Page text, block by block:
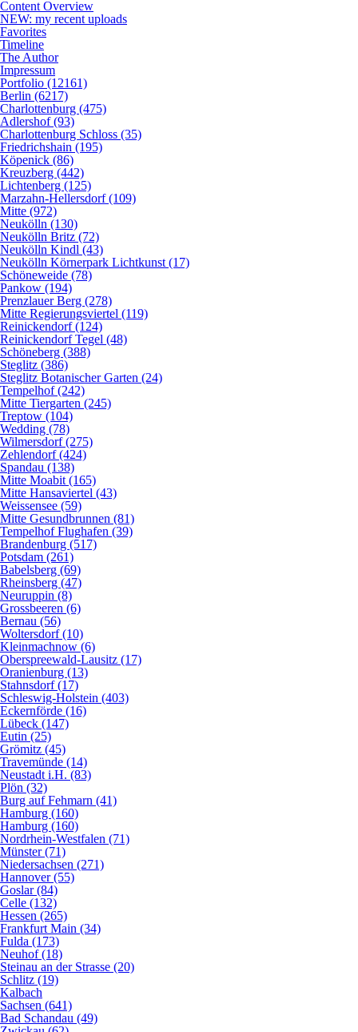
Content Overview
NEW: my recent uploads
Favorites
Timeline
The Author
Impressum
Portfolio (12161)
Berlin (6217)
Charlottenburg (475)
Adlershof (93)
Charlottenburg Schloss (35)
Friedrichshain (195)
Köpenick (86)
Kreuzberg (442)
Lichtenberg (125)
Marzahn-Hellersdorf (109)
Mitte (972)
Neukölln (130)
Neukölln Britz (72)
Neukölln Kindl (43)
Neukölln Körnerpark Lichtkunst (17)
Schöneweide (78)
Pankow (194)
Prenzlauer Berg (278)
Mitte Regierungsviertel (119)
Reinickendorf (124)
Reinickendorf Tegel (48)
Schöneberg (388)
Steglitz (386)
Steglitz Botanischer Garten (24)
Tempelhof (242)
Mitte Tiergarten (245)
Treptow (104)
Wedding (78)
Wilmersdorf (275)
Zehlendorf (424)
Spandau (138)
Mitte Moabit (165)
Mitte Hansaviertel (43)
Weissensee (59)
Mitte Gesundbrunnen (81)
Tempelhof Flughafen (39)
Brandenburg (517)
Potsdam (261)
Babelsberg (69)
Rheinsberg (47)
Neuruppin (8)
Grossbeeren (6)
Bernau (56)
Woltersdorf (10)
Kleinmachnow (6)
Oberspreewald-Lausitz (17)
Oranienburg (13)
Stahnsdorf (17)
Schleswig-Holstein (403)
Eckernförde (16)
Lübeck (147)
Eutin (25)
Grömitz (45)
Travemünde (14)
Neustadt i.H. (83)
Plön (32)
Burg auf Fehmarn (41)
Hamburg (160)
Hamburg (160)
Nordrhein-Westfalen (71)
Münster (71)
Niedersachsen (271)
Hannover (55)
Goslar (84)
Celle (132)
Hessen (265)
Frankfurt Main (34)
Fulda (173)
Neuhof (18)
Steinau an der Strasse (20)
Schlitz (19)
Kalbach
Sachsen (641)
Bad Schandau (49)